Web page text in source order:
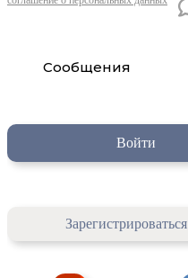
Сообщения
Войти
Зарегистрироваться